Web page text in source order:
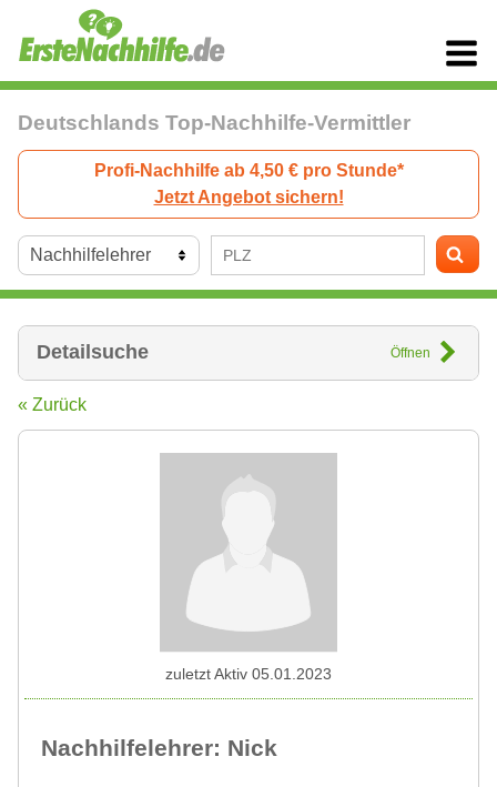
Deutschlands Top-Nachhilfe-Vermittler
Profi-Nachhilfe ab 4,50 € pro Stunde*
Jetzt Angebot sichern!
Detailsuche Öffnen
« Zurück
Nachhilfelehrer: Nick
zuletzt Aktiv 05.01.2023